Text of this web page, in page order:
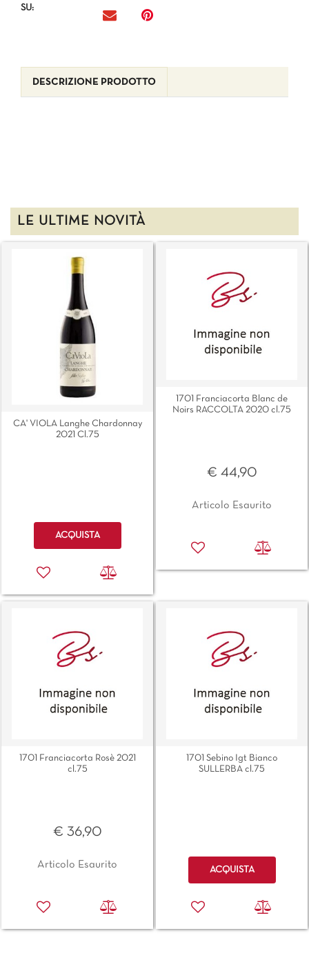
SU:
DESCRIZIONE PRODOTTO
LE ULTIME NOVITÀ
CA' VIOLA Langhe Chardonnay
2021 Cl.75
Quantità
ACQUISTA
1701 Franciacorta Blanc de
Noirs RACCOLTA 2020 cl.75
€ 44,90
Articolo Esaurito
1701 Franciacorta Rosè 2021
cl.75
€ 36,90
Articolo Esaurito
1701 Sebino Igt Bianco
SULLERBA cl.75
Quantità
ACQUISTA